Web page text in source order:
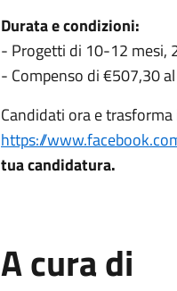
Durata e condizioni:
- Progetti di 10-12 mesi,
- Compenso di €507,30
Candidati ora e
https://
tua candidatura.
A cura di